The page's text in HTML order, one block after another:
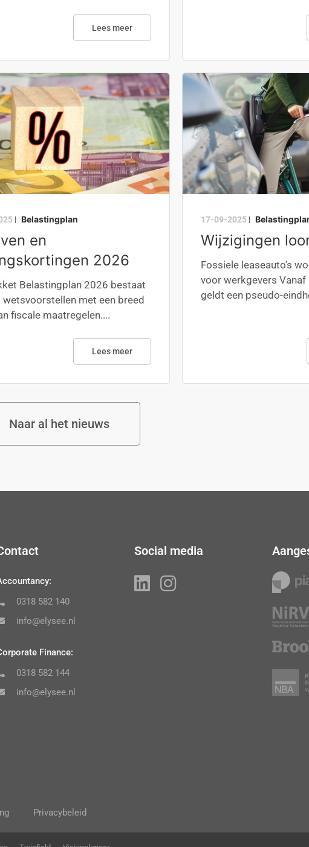
Lees meer
| Belastingplan
en
2026
Belastingplan 2026 bestaat
wetsvoorstellen met een breed
fiscale maatregelen....
Lees meer
17-09-2025|
Wijzigingen
Fossiele leaseauto’s
voor werkgevers Vanaf
geldt een pseudo-
Naar al het nieuws
0318 582 140
info@elysee.nl
Finance:
0318 582 144
info@elysee.nl
Social media
Privacybeleid